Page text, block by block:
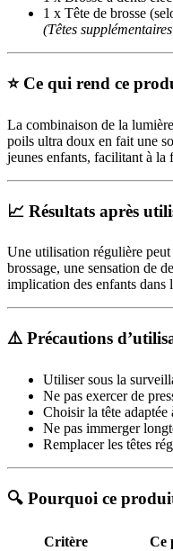
1 x Tête de brosse
(Têtes
⭐ Ce qui rend ce
La combinaison de la
poils ultra doux en fait une
jeunes enfants, facilitant à la
📈 Résultats après
Une utilisation régulière
brossage, une sensation de
implication des enfants dans
⚠️ Précautions
Utiliser sous la
Ne pas exercer de
Choisir la tête adaptée
Ne pas immerger
Remplacer les têtes
🔍 Pourquoi ce
Critère Ce